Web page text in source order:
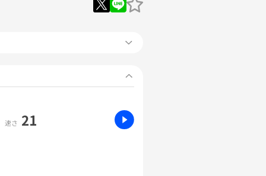
速さ 21